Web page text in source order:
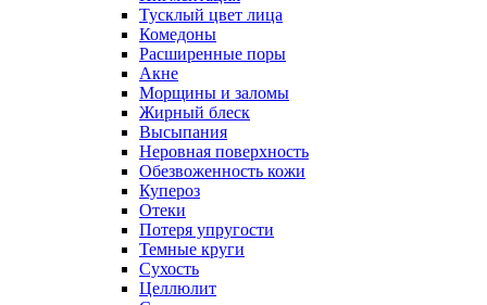
Тусклый цвет лица
Комедоны
Расширенные поры
Акне
Морщины и заломы
Жирный блеск
Высыпания
Неровная поверхность
Обезвоженность кожи
Купероз
Отеки
Потеря упругости
Темные круги
Сухость
Целлюлит